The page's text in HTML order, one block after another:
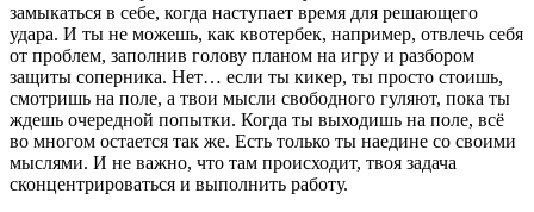
замыкаться в себе, когда наступает время для решающего
удара. И ты не можешь, как квотербек, например, отвлечь себя
от проблем, заполнив голову планом на игру и разбором
защиты соперника. Нет… если ты кикер, ты просто стоишь,
смотришь на поле, а твои мысли свободного гуляют, пока ты
ждешь очередной попытки. Когда ты выходишь на поле, всё
во многом остается так же. Есть только ты наедине со своими
мыслями. И не важно, что там происходит, твоя задача
сконцентрироваться и выполнить работу.